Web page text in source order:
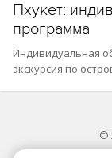
Пхукет:
программа
Индивидуальная
экскурсия по
©